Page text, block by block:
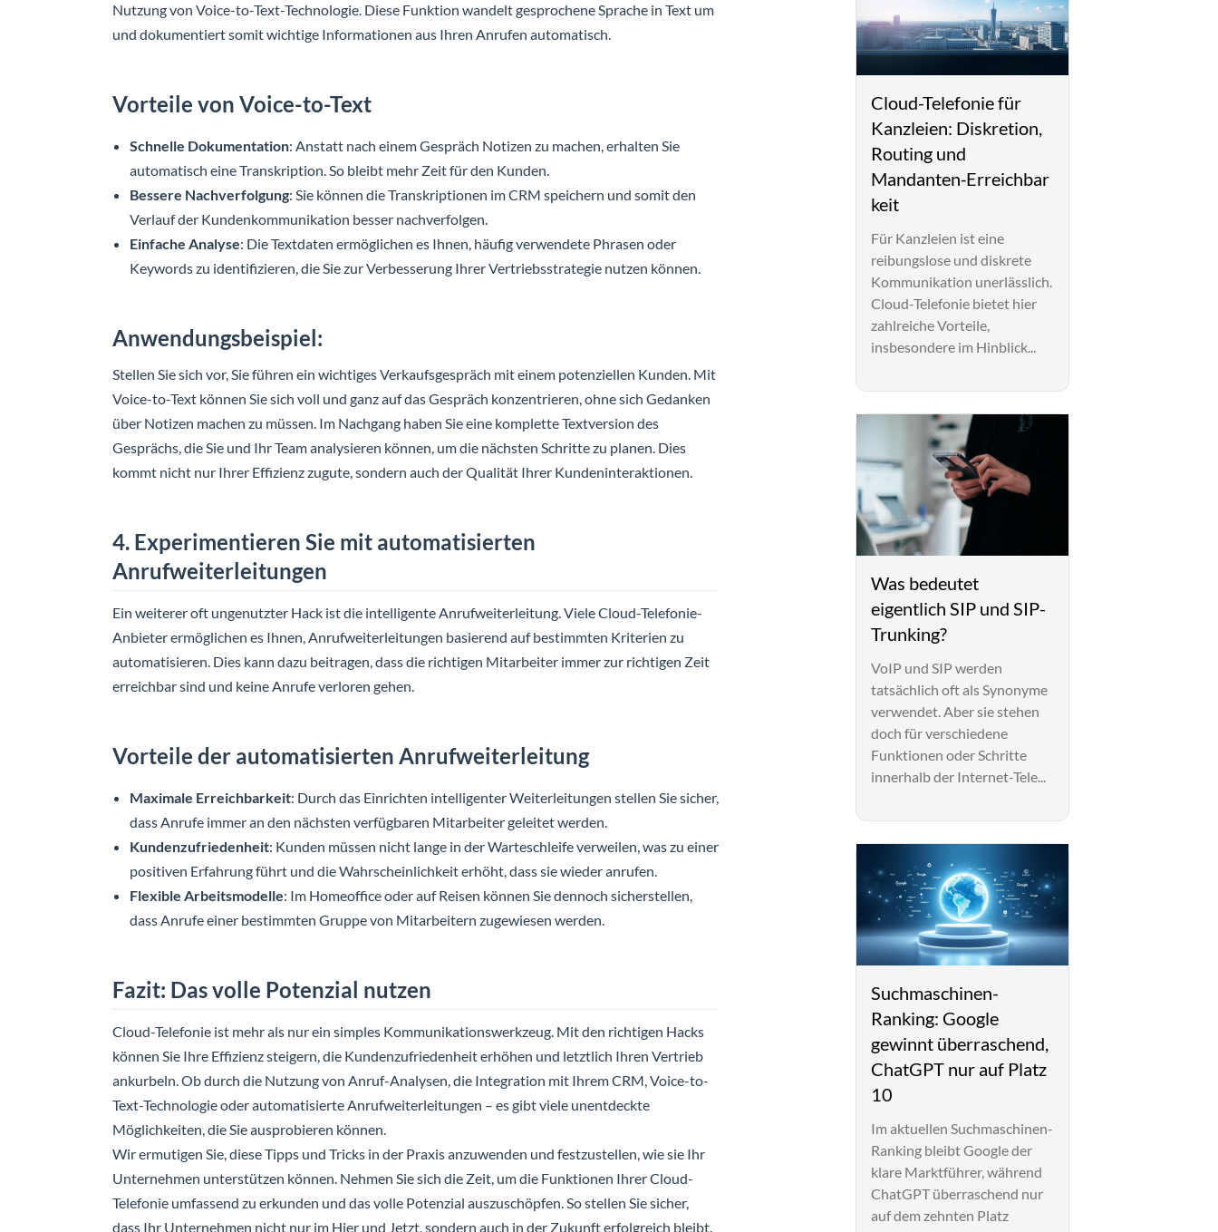
Nutzung von Voice-to-Text-Technologie. Diese Funktion wandelt gesprochene Sprache in Text um
und dokumentiert somit wichtige Informationen aus Ihren Anrufen automatisch.
Vorteile von Voice-to-Text
Schnelle Dokumentation: Anstatt nach einem Gespräch Notizen zu machen, erhalten Sie
automatisch eine Transkription. So bleibt mehr Zeit für den Kunden.
Bessere Nachverfolgung: Sie können die Transkriptionen im CRM speichern und somit den
Verlauf der Kundenkommunikation besser nachverfolgen.
Einfache Analyse: Die Textdaten ermöglichen es Ihnen, häufig verwendete Phrasen oder
Keywords zu identifizieren, die Sie zur Verbesserung Ihrer Vertriebsstrategie nutzen können.
Anwendungsbeispiel:
Stellen Sie sich vor, Sie führen ein wichtiges Verkaufsgespräch mit einem potenziellen Kunden. Mit
Voice-to-Text können Sie sich voll und ganz auf das Gespräch konzentrieren, ohne sich Gedanken
über Notizen machen zu müssen. Im Nachgang haben Sie eine komplette Textversion des
Gesprächs, die Sie und Ihr Team analysieren können, um die nächsten Schritte zu planen. Dies
kommt nicht nur Ihrer Effizienz zugute, sondern auch der Qualität Ihrer Kundeninteraktionen.
4. Experimentieren Sie mit automatisierten
Anrufweiterleitungen
Ein weiterer oft ungenutzter Hack ist die intelligente Anrufweiterleitung. Viele Cloud-Telefonie-
Anbieter ermöglichen es Ihnen, Anrufweiterleitungen basierend auf bestimmten Kriterien zu
automatisieren. Dies kann dazu beitragen, dass die richtigen Mitarbeiter immer zur richtigen Zeit
erreichbar sind und keine Anrufe verloren gehen.
Vorteile der automatisierten Anrufweiterleitung
Maximale Erreichbarkeit: Durch das Einrichten intelligenter Weiterleitungen stellen Sie sicher,
dass Anrufe immer an den nächsten verfügbaren Mitarbeiter geleitet werden.
Kundenzufriedenheit: Kunden müssen nicht lange in der Warteschleife verweilen, was zu einer
positiven Erfahrung führt und die Wahrscheinlichkeit erhöht, dass sie wieder anrufen.
Flexible Arbeitsmodelle: Im Homeoffice oder auf Reisen können Sie dennoch sicherstellen,
dass Anrufe einer bestimmten Gruppe von Mitarbeitern zugewiesen werden.
Fazit: Das volle Potenzial nutzen
Cloud-Telefonie ist mehr als nur ein simples Kommunikationswerkzeug. Mit den richtigen Hacks
können Sie Ihre Effizienz steigern, die Kundenzufriedenheit erhöhen und letztlich Ihren Vertrieb
ankurbeln. Ob durch die Nutzung von Anruf-Analysen, die Integration mit Ihrem CRM, Voice-to-
Text-Technologie oder automatisierte Anrufweiterleitungen – es gibt viele unentdeckte
Möglichkeiten, die Sie ausprobieren können.
Wir ermutigen Sie, diese Tipps und Tricks in der Praxis anzuwenden und festzustellen, wie sie Ihr
Unternehmen unterstützen können. Nehmen Sie sich die Zeit, um die Funktionen Ihrer Cloud-
Telefonie umfassend zu erkunden und das volle Potenzial auszuschöpfen. So stellen Sie sicher,
dass Ihr Unternehmen nicht nur im Hier und Jetzt, sondern auch in der Zukunft erfolgreich bleibt.
Cloud-Telefonie für
Kanzleien: Diskretion,
Routing und
Mandanten‑Erreichbar
keit
Für Kanzleien ist eine
reibungslose und diskrete
Kommunikation unerlässlich.
Cloud-Telefonie bietet hier
zahlreiche Vorteile,
insbesondere im Hinblick...
Was bedeutet
eigentlich SIP und SIP-
Trunking?
VoIP und SIP werden
tatsächlich oft als Synonyme
verwendet. Aber sie stehen
doch für verschiedene
Funktionen oder Schritte
innerhalb der Internet-Tele...
Suchmaschinen-
Ranking: Google
gewinnt überraschend,
ChatGPT nur auf Platz
10
Im aktuellen Suchmaschinen-
Ranking bleibt Google der
klare Marktführer, während
ChatGPT überraschend nur
auf dem zehnten Platz